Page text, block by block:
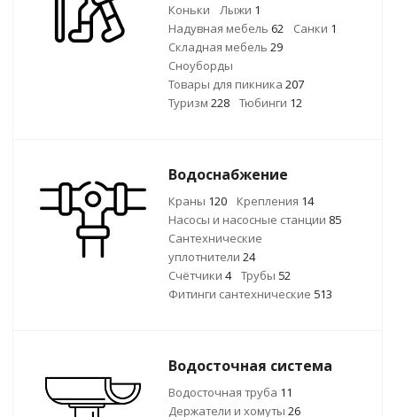
Коньки
Лыжи 1
Надувная мебель 62 Санки 1
Складная мебель 29
Сноуборды
Товары для пикника 207
Туризм 228 Тюбинги 12
Водоснабжение
Краны 120 Крепления 14
Насосы и насосные станции 85
Сантехнические
уплотнители 24
Счётчики 4 Трубы 52
Фитинги сантехнические 513
Водосточная система
Водосточная труба 11
Держатели и хомуты 26